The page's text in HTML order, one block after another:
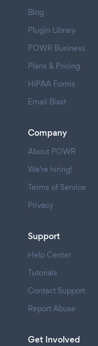
Blog
Plugin Library
POWR Business
Plans & Pricing
HIPAA Forms
Email Blast
Company
About POWR
We're hiring!
Terms of Service
Privacy
Support
Help Center
Tutorials
Contact Support
Report Abuse
Get Involved